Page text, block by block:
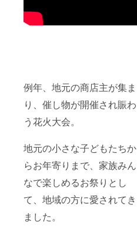
例年、地元の商店主が集ま
り、催し物が開催され賑わ
う花火大会。
地元の小さな子どもたちか
らお年寄りまで、家族みん
なで楽しめるお祭りとし
て、地域の方に愛されてき
ました。